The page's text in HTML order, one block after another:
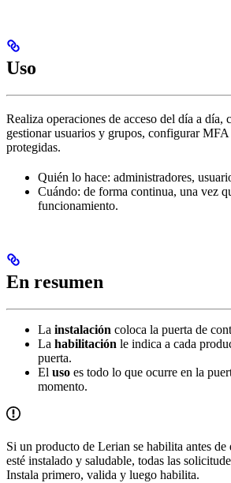
Uso
Realiza operaciones de acceso del día a día,
gestionar usuarios y grupos, configurar
protegidas.
Quién lo hace: administradores,
Cuándo: de forma continua, una vez
funcionamiento.
En resumen
La instalación coloca la puerta de
La habilitación le indica a cada
puerta.
El uso es todo lo que ocurre en la
momento.
Si un producto de Lerian se habilita antes de
esté instalado y saludable, todas las
Instala primero, valida y luego habilita.